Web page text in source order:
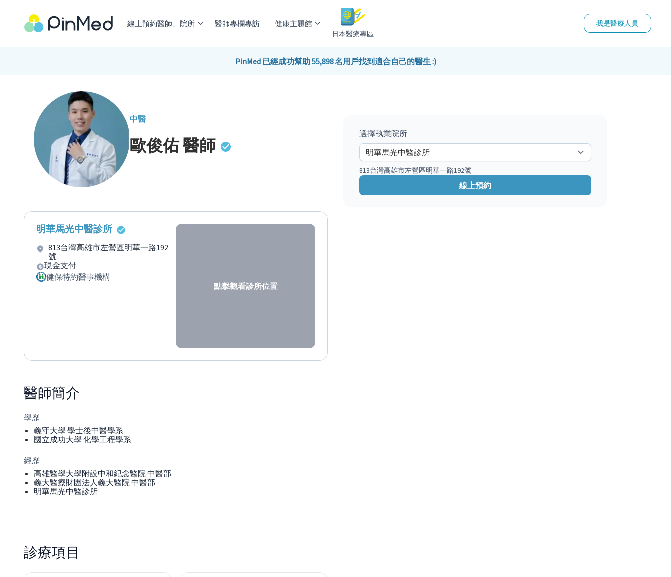
線上預約醫師、院所 醫師專欄專訪 健康主題館
日本醫療專區
我是醫療人員
PinMed 已經成功幫助 55,898 名用戶找到適合自己的醫生 :)
中醫
歐俊佑醫師
明華馬光中醫診所
813台灣高雄市左營區明華一路192
號
現金支付
健保特約醫事機構
點擊觀看診所位置
醫師簡介
學歷
義守大學 學士後中醫學系
國立成功大學 化學工程學系
經歷
高雄醫學大學附設中和紀念醫院 中醫部
義大醫療財團法人義大醫院 中醫部
明華馬光中醫診所
診療項目
選擇執業院所
813台灣高雄市左營區明華一路192號
線上預約